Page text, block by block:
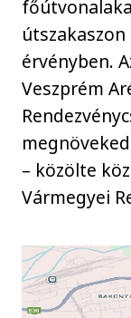
érvényben.
Veszprém
– közölte
Vármegyei